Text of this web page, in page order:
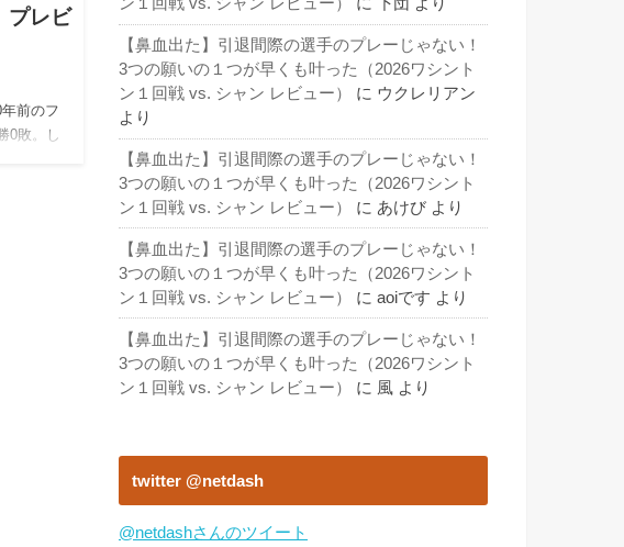
レビ
前のフ
0敗。し
ン１回戦 vs. シャン レビュー）
に 下団 より
【鼻血出た】引退間際の選手のプレーじゃない！
3つの願いの１つが早くも叶った（2026ワシント
ン１回戦 vs. シャン レビュー）
に ウクレリアン
より
【鼻血出た】引退間際の選手のプレーじゃない！
3つの願いの１つが早くも叶った（2026ワシント
ン１回戦 vs. シャン レビュー）
に あけび より
【鼻血出た】引退間際の選手のプレーじゃない！
3つの願いの１つが早くも叶った（2026ワシント
ン１回戦 vs. シャン レビュー）
に aoiです より
【鼻血出た】引退間際の選手のプレーじゃない！
3つの願いの１つが早くも叶った（2026ワシント
ン１回戦 vs. シャン レビュー）
に 風 より
twitter @netdash
@netdashさんのツイート